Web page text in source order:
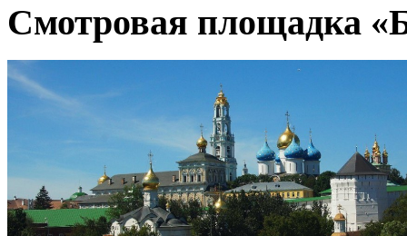
Смотровая площадка